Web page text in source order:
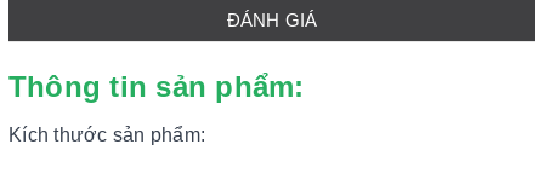
ĐÁNH GIÁ
Thông tin sản phẩm:
Kích thước sản phẩm: